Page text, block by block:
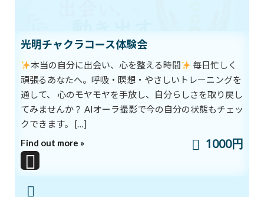
時
:
受験生などにもおすすめです。
私たちの体には、休む暇もなく気エネルギーが流れています。
繰り返しました。
その結果、気エネルギーの存在に気づき、人体の中で気が通ってい
る通路を発見しました。それが“経絡（けいらく）”です。
光明チャクラコース体験会
本当の自分に出会い、心を整える時間
毎日忙しく
頑張るあなたへ。呼吸・瞑想・やさしいトレーニングを
通して、 心のモヤモヤを手放し、自分らしさを取り戻し
てみませんか？ AIオーラ撮影で今の自分の状態もチェッ
クできます。 […]
Find out more »
1000円